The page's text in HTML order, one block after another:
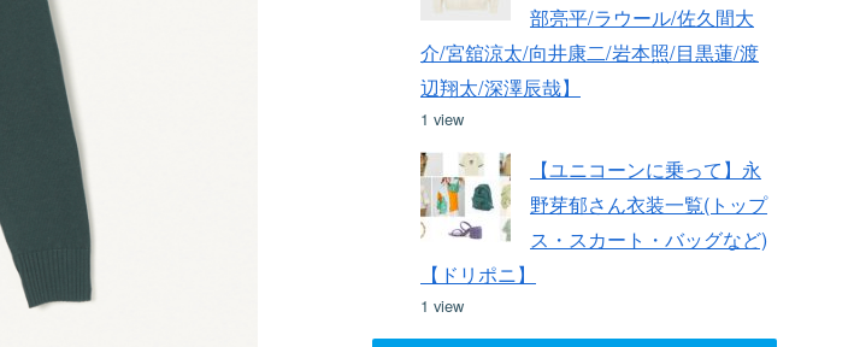
部亮平/ラウール/佐久間大
介/宮舘涼太/向井康二/岩本照/目黒蓮/渡
辺翔太/深澤辰哉】
1 view
【ユニコーンに乗って】永
野芽郁さん衣装一覧(トップ
ス・スカート・バッグなど)
【ドリポニ】
1 view